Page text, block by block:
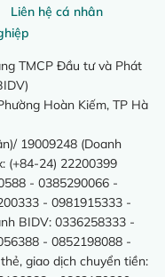
Liên hệ cá nhân
TMCP Đầu tư và Phát
Hoàn Kiếm, TP Hà
19009248 (Doanh
(+84-24) 22200399
- 0385290066 -
- 0981915333 -
BIDV: 0336258333 -
- 0852198088 -
giao dịch chuyển tiền: